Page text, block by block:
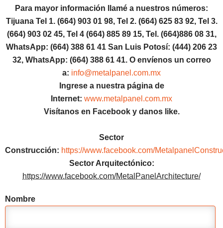
Para mayor información llamé a nuestros números:
Tijuana Tel 1. (664) 903 01 98, Tel 2. (664) 625 83 92, Tel 3.
(664) 903 02 45, Tel 4 (664) 885 89 15, Tel. (664)886 08 31,
WhatsApp: (664) 388 61 41 San Luis Potosí: (444) 206 23
32, WhatsApp: (664) 388 61 41. O envíenos un correo
a: info@metalpanel.com.mx
Ingrese a nuestra página de
Internet: www.metalpanel.com.mx
Visítanos en Facebook y danos like.
Sector
Construcción: https://www.facebook.com/
Sector Arquitectónico:
https://www.facebook.com/MetalPanelArchitecture/
Nombre